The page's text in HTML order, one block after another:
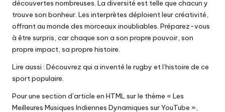
découvertes nombreuses. La diversité est telle que chacun y
trouve son bonheur. Les interprètes déploient leur créativité,
offrant au monde des morceaux inoubliables. Préparez-vous
à être surpris, car chaque son a son propre pouvoir, son
propre impact, sa propre histoire.
Lire aussi : Découvrez qui a inventé le rugby et l’histoire de ce
sport populaire.
Pour une section d’article en HTML sur le thème « Les
Meilleures Musiques Indiennes Dynamiques sur YouTube »,